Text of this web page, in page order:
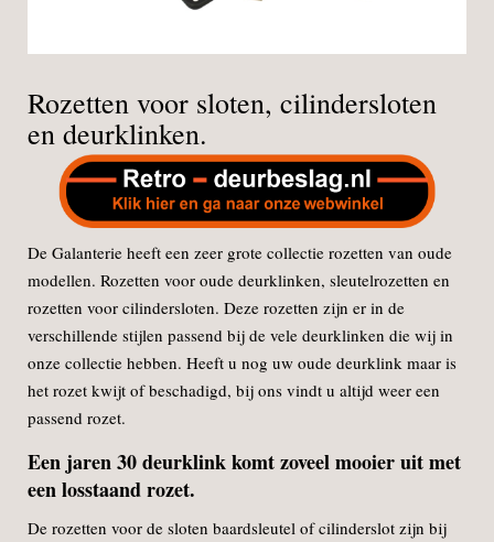
Rozetten voor sloten, cilindersloten
en deurklinken.
De Galanterie heeft een zeer grote collectie rozetten van oude
modellen. Rozetten voor oude deurklinken, sleutelrozetten en
rozetten voor cilindersloten. Deze rozetten zijn er in de
verschillende stijlen passend bij de vele deurklinken die wij in
onze collectie hebben. Heeft u nog uw oude deurklink maar is
het rozet kwijt of beschadigd, bij ons vindt u altijd weer een
passend rozet.
Een jaren 30 deurklink komt zoveel mooier uit met
een losstaand rozet.
De rozetten voor de sloten baardsleutel of cilinderslot zijn bij